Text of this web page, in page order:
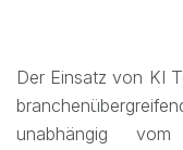
Der Einsatz von KI
unabhängig